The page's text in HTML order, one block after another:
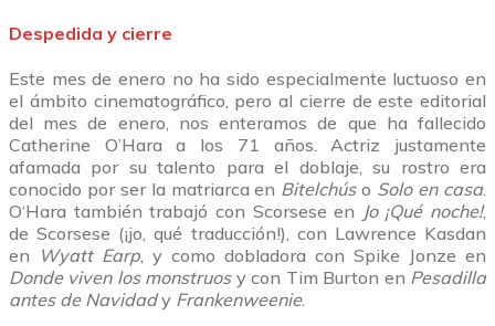
Despedida y cierre
Este mes de enero no ha sido especialmente luctuoso en
el ámbito cinematográfico, pero al cierre de este editorial
del mes de enero, nos enteramos de que ha fallecido
Catherine O’Hara a los 71 años. Actriz justamente
afamada por su talento para el doblaje, su rostro era
conocido por ser la matriarca en Bitelchúso Solo en casa.
O‘Hara también trabajó con Scorsese en Jo ¡Qué noche!,
de Scorsese (¡jo, qué traducción!), con Lawrence Kasdan
en Wyatt Earp , y como dobladora con Spike Jonze en
Donde viven los monstruosy con Tim Burton en Pesadilla
antes de Navidady Frankenweenie.